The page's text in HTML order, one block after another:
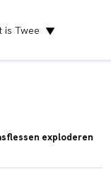
is Twee ▼
exploderen